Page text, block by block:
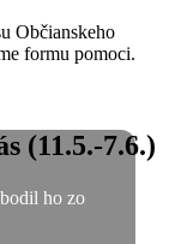
Občianskeho
formu pomoci.
ho zo
(11.5.-7.6.)